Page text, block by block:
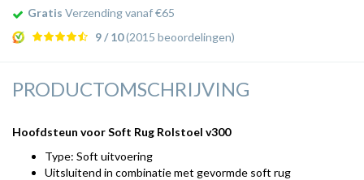
Gratis Verzending vanaf €65
9 / 10(2015 beoordelingen)
PRODUCTOMSCHRIJVING
Hoofdsteun voor Soft Rug Rolstoel v300
Type: Soft uitvoering
Uitsluitend in combinatie met gevormde soft rug